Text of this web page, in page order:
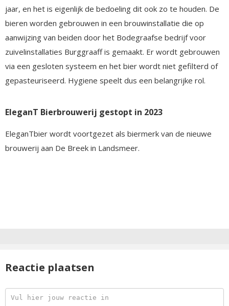
jaar, en het is eigenlijk de bedoeling dit ook zo te houden. De
bieren worden gebrouwen in een brouwinstallatie die op
aanwijzing van beiden door het Bodegraafse bedrijf voor
zuivelinstallaties Burggraaff is gemaakt. Er wordt gebrouwen
via een gesloten systeem en het bier wordt niet gefilterd of
gepasteuriseerd. Hygiene speelt dus een belangrijke rol.
EleganT Bierbrouwerij gestopt in 2023
EleganTbier wordt voortgezet als biermerk van de nieuwe
brouwerij aan De Breek in Landsmeer.
Reactie plaatsen